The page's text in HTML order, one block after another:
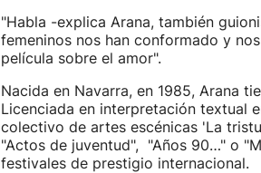
"Habla -explica Arana, también
femeninos nos han conformado y
película sobre el amor".
Nacida en Navarra, en 1985, Arana
Licenciada en interpretación textual
colectivo de artes escénicas 'La
"Actos de juventud", "Años 90…" o
festivales de prestigio internacional.